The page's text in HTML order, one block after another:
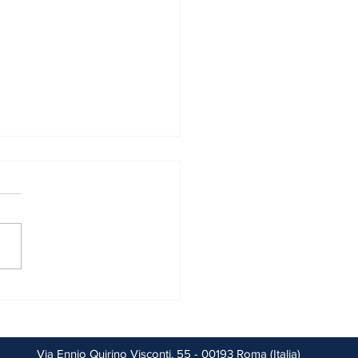
Via Ennio Quirino Visconti, 55 - 00193 Roma (Italia)